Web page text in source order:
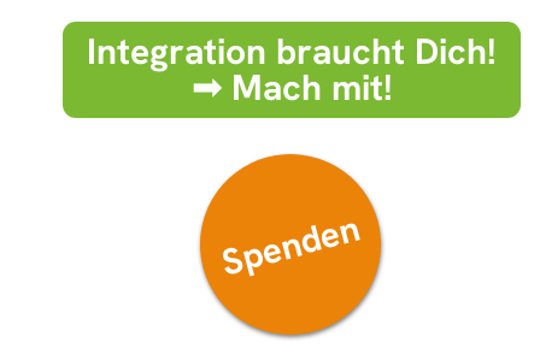
Integration braucht Dich!
➟ Mach mit!
Spenden